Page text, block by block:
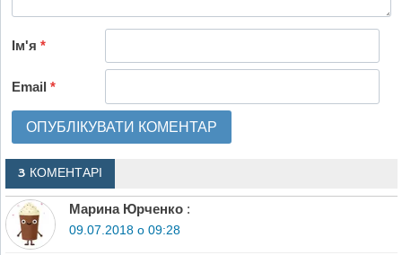
Ім'я*
Email*
3 КОМЕНТАРІ
Марина Юрченко :
09.07.2018 о 09:28